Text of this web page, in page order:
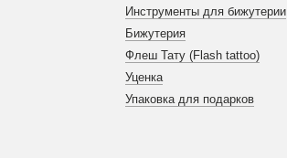
Инструменты для бижутерии
Бижутерия
Флеш Тату (Flash tattoo)
Уценка
Упаковка для подарков